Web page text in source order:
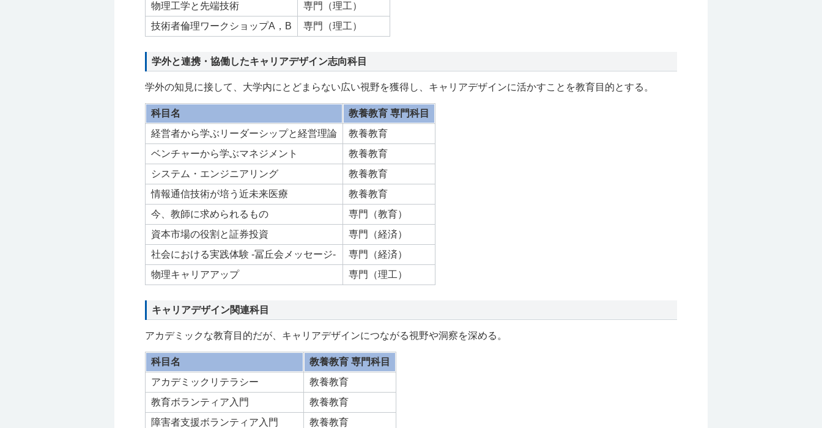
物理工学と先端技術
専門（理工）
技術者倫理ワークショップA，B
専門（理工）
学外と連携・協働したキャリアデザイン志向科目
学外の知見に接して、大学内にとどまらない広い視野を獲得し、キャリアデザインに活かすことを教育目的とする。
科目名
教養教育 専門科目
経営者から学ぶリーダーシップと経営理論
教養教育
ベンチャーから学ぶマネジメント
教養教育
システム・エンジニアリング
教養教育
情報通信技術が培う近未来医療
教養教育
今、教師に求められるもの
専門（教育）
資本市場の役割と証券投資
専門（経済）
社会における実践体験 -冨丘会メッセージ-
専門（経済）
物理キャリアアップ
専門（理工）
キャリアデザイン関連科目
アカデミックな教育目的だが、キャリアデザインにつながる視野や洞察を深める。
科目名
教養教育 専門科目
アカデミックリテラシー
教養教育
教育ボランティア入門
教養教育
障害者支援ボランティア入門
教養教育